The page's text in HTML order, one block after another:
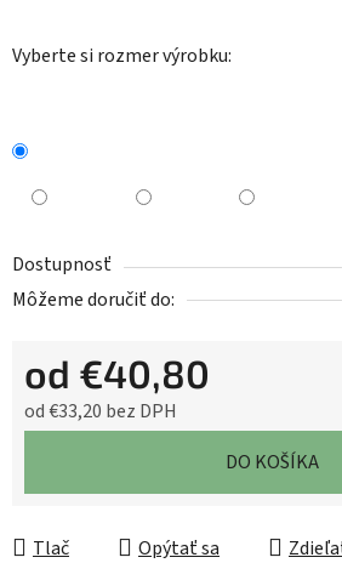
Vyberte si rozmer výrobku:
Dostupnosť
Môžeme doručiť do:
od €40,80
od€33,20 bez DPH
DO KOŠÍKA
Tlač Opýtať sa